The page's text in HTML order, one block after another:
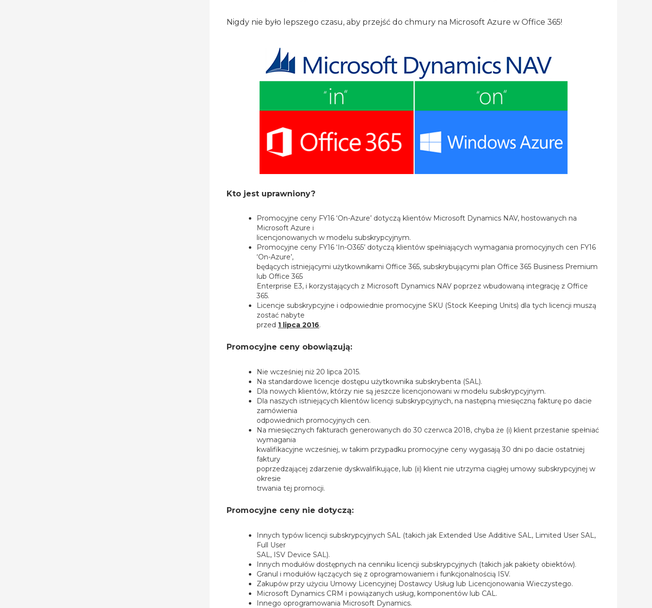
Nigdy nie było lepszego czasu, aby przejść do chmury na Microsoft Azure w Office 365!
Kto jest uprawniony?
Promocyjne ceny FY16 ‘On-Azure’ dotyczą klientów Microsoft Dynamics NAV, hostowanych na
Microsoft Azure i
licencjonowanych w modelu subskrypcyjnym.
Promocyjne ceny FY16 ‘In-O365’ dotyczą klientów spełniających wymagania promocyjnych cen FY16
‘On-Azure’,
będących istniejącymi użytkownikami Office 365, subskrybującymi plan Office 365 Business Premium
lub Office 365
Enterprise E3, i korzystających z Microsoft Dynamics NAV poprzez wbudowaną integrację z Office
365.
Licencje subskrypcyjne i odpowiednie promocyjne SKU (Stock Keeping Units) dla tych licencji muszą
zostać nabyte
przed 1 lipca 2016.
Promocyjne ceny obowiązują:
Nie wcześniej niż 20 lipca 2015.
Na standardowe licencje dostępu użytkownika subskrybenta (SAL).
Dla nowych klientów, którzy nie są jeszcze licencjonowani w modelu subskrypcyjnym.
Dla naszych istniejących klientów licencji subskrypcyjnych, na następną miesięczną fakturę po dacie
zamówienia
odpowiednich promocyjnych cen.
Na miesięcznych fakturach generowanych do 30 czerwca 2018, chyba że (i) klient przestanie spełniać
wymagania
kwalifikacyjne wcześniej, w takim przypadku promocyjne ceny wygasają 30 dni po dacie ostatniej
faktury
poprzedzającej zdarzenie dyskwalifikujące, lub (ii) klient nie utrzyma ciągłej umowy subskrypcyjnej w
okresie
trwania tej promocji.
Promocyjne ceny nie dotyczą:
Innych typów licencji subskrypcyjnych SAL (takich jak Extended Use Additive SAL, Limited User SAL,
Full User
SAL, ISV Device SAL).
Innych modułów dostępnych na cenniku licencji subskrypcyjnych (takich jak pakiety obiektów).
Granul i modułów łączących się z oprogramowaniem i funkcjonalnością ISV.
Zakupów przy użyciu Umowy Licencyjnej Dostawcy Usług lub Licencjonowania Wieczystego.
Microsoft Dynamics CRM i powiązanych usług, komponentów lub CAL.
Innego oprogramowania Microsoft Dynamics.